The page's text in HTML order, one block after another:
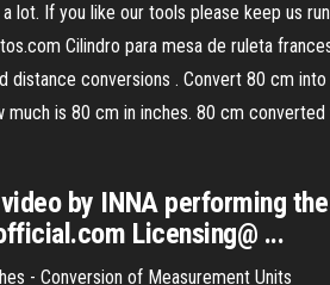
lot. If you like our tools please keep us
Cilindro para mesa de ruleta
distance conversions . Convert 80 cm
is 80 cm in inches. 80 cm
by INNA performing
Licensing@ ...
- Conversion of Measurement Units